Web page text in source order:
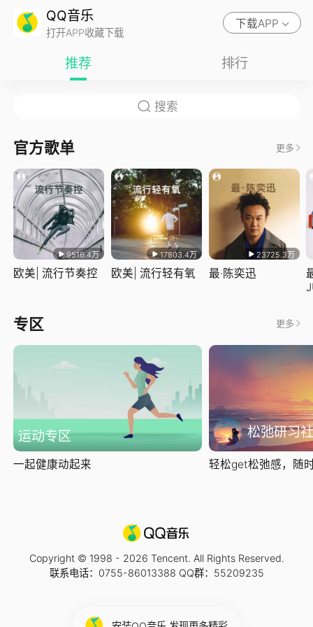
QQ音乐
打开APP收藏下载
下载APP
推荐 排行
官方歌单 更多
9516.4万
欧美| 流行节奏控
17803.4万
欧美| 流行轻有氧
23725.3万
最·陈奕迅
专区 更多
运动专区
一起健康动起来
松弛研习社
轻松get松弛感，随
Copyright © 1998 - 2026 Tencent. All Rights Reserved.
联系电话：0755-86013388 QQ群：55209235